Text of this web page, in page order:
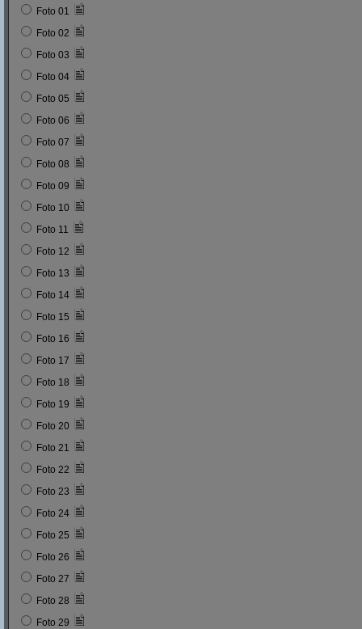
Foto 01
Foto 02
Foto 03
Foto 04
Foto 05
Foto 06
Foto 07
Foto 08
Foto 09
Foto 10
Foto 11
Foto 12
Foto 13
Foto 14
Foto 15
Foto 16
Foto 17
Foto 18
Foto 19
Foto 20
Foto 21
Foto 22
Foto 23
Foto 24
Foto 25
Foto 26
Foto 27
Foto 28
Foto 29